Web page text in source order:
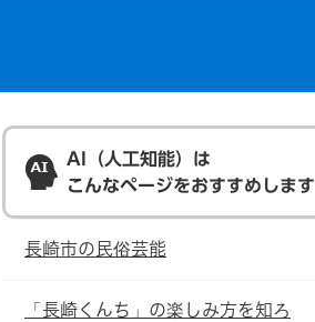
AI（人工知能）は
こんなページをおすすめします
長崎市の民俗芸能
「長崎くんち」の楽しみ方を知ろ